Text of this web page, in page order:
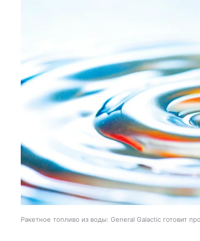
Ракетное топливо из воды: General Galactic готовит